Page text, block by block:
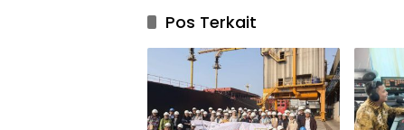
Pos Terkait